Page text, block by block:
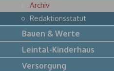
Archiv
Redaktionsstatut
Bauen & Werte
Leintal-Kinderhaus
Versorgung